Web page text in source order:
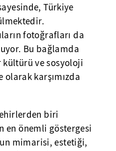
Türkiye
fotoğrafları da
Bu bağlamda
ve sosyoloji
karşımızda
biri
en önemli göstergesi
mimarisi, estetiği,